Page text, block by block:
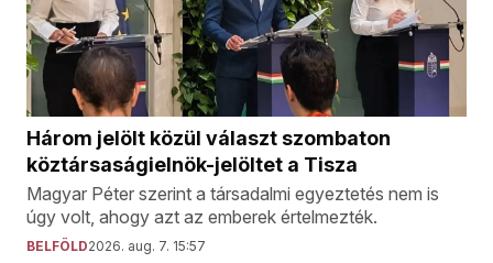
Három jelölt közül választ szombaton
köztársaságielnök-jelöltet a Tisza
Magyar Péter szerint a társadalmi egyeztetés nem is
úgy volt, ahogy azt az emberek értelmezték.
BELFÖLD2026. aug. 7. 15:57